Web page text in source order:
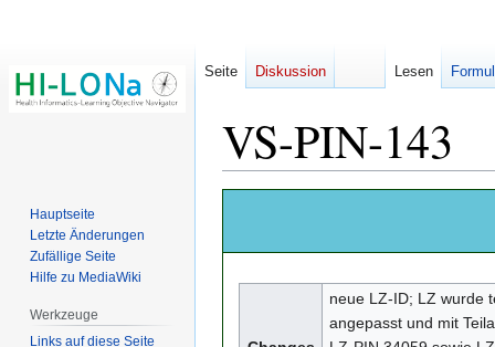
VS-PIN-143
springen
springen
neue LZ-ID; LZ wurde
angepasst und mit
Seite Diskussion Lesen
Hauptseite
Letzte Änderungen
Zufällige Seite
Hilfe zu MediaWiki
Werkzeuge
Links auf diese Seite